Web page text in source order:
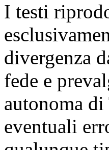
I testi
divergenza
fede e
autonoma di
eventuali